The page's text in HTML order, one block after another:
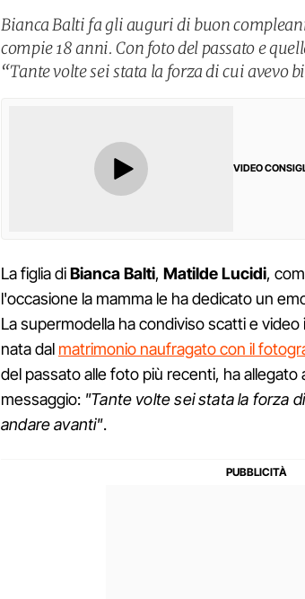
Bianca Balti fa gli auguri di buon
compie 18 anni. Con foto del passato e
“Tante volte sei stata la forza di cui avevo
VIDEO
La figlia diBiancaBalti, Matilde Lucidi,
l'occasione la mamma le ha dedicato un
La supermodella ha condiviso scatti e video
nata dal matrimonio naufragato con il
del passato alle foto più recenti, ha
messaggio: "Tante volte sei stata la forza
andare avanti".